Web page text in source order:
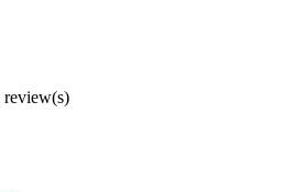
review(s)